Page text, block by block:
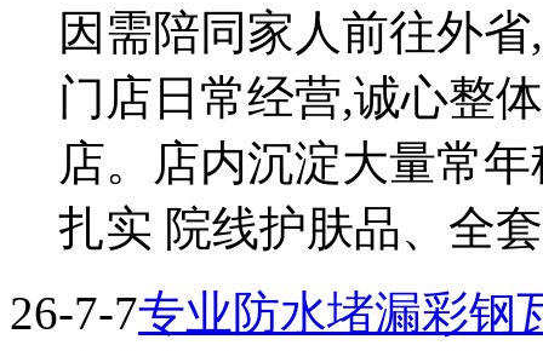
因需陪同家人前往外
门店日常经营,诚心整
店。店内沉淀大量常
扎实 院线护肤品、全
26-7-7专业防水堵漏彩钢